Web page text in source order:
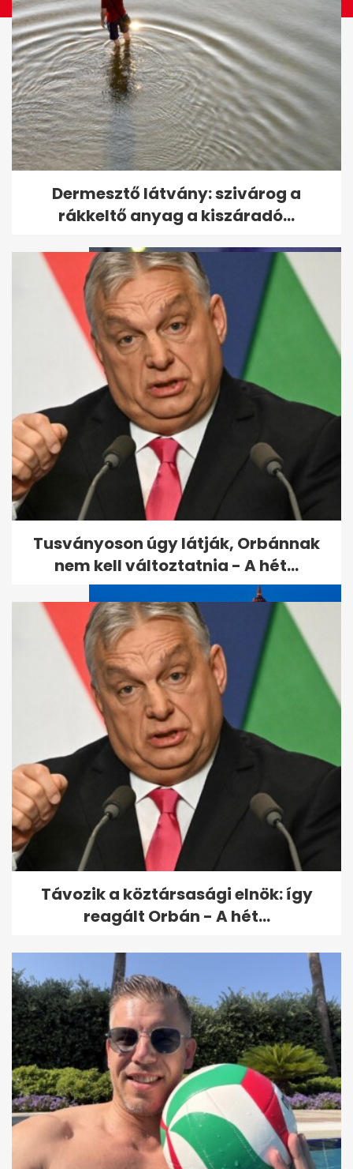
Robbanás után hatalmas tűz a
Soroksári úton
Megölték az amerikai nőt, aki
eltűnt a bulinegyedben
Ezért lesz Magyarország két
napig Európa fókuszában
Dermesztő látvány: szivárog a
rákkeltő anyag a kiszáradó...
Tusványoson úgy látják, Orbánnak
nem kell változtatnia - A hét...
Távozik a köztársasági elnök: így
reagált Orbán - A hét...